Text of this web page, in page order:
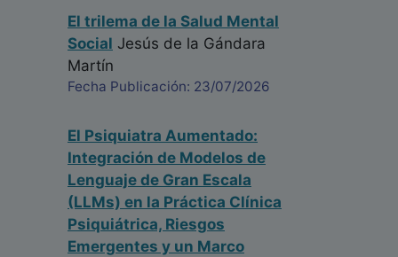
El trilema de la Salud Mental
Social Jesús de la Gándara
Martín
Fecha Publicación: 23/07/2026
El Psiquiatra Aumentado:
Integración de Modelos de
Lenguaje de Gran Escala
(LLMs) en la Práctica Clínica
Psiquiátrica, Riesgos
Emergentes y un Marco